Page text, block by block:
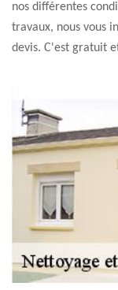
nos différentes
travaux, nous vous
devis. C'est gratuit